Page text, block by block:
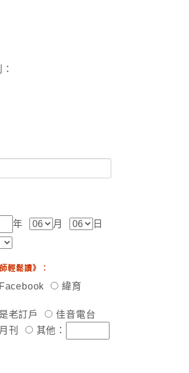
年 月 日
輕鬆讀》：
Facebook
緯育
老訂戶
佳音電台
刊 其他：